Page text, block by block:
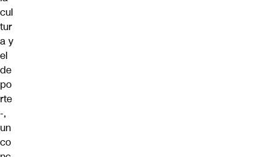
cul
tur
a y
el
de
po
rte
-,
un
co